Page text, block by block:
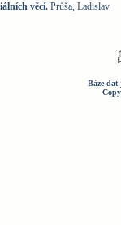
věcí. Průša, Ladislav
Báze dat